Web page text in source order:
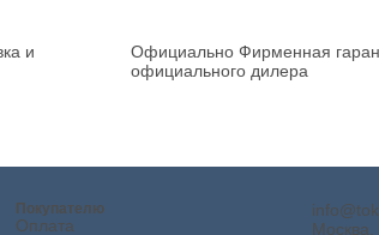
и
Официально Фирменная
официального дилера
Покупателю
Оплата
Москва,